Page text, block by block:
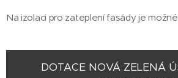
Na izolaci pro zateplení fasády je
DOTACE NOVÁ ZELENÁ